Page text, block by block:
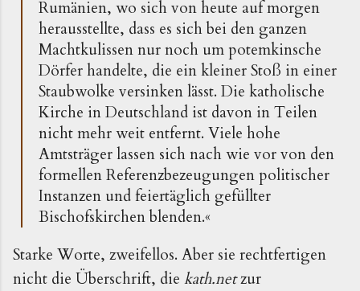
Rumänien, wo sich von heute auf morgen
herausstellte, dass es sich bei den ganzen
Machtkulissen nur noch um potemkinsche
Dörfer handelte, die ein kleiner Stoß in einer
Staubwolke versinken lässt. Die katholische
Kirche in Deutschland ist davon in Teilen
nicht mehr weit entfernt. Viele hohe
Amtsträger lassen sich nach wie vor von den
formellen Referenzbezeugungen politischer
Instanzen und feiertäglich gefüllter
Bischofskirchen blenden.«
Starke Worte, zweifellos. Aber sie rechtfertigen
nicht die Überschrift, die kath.netzur